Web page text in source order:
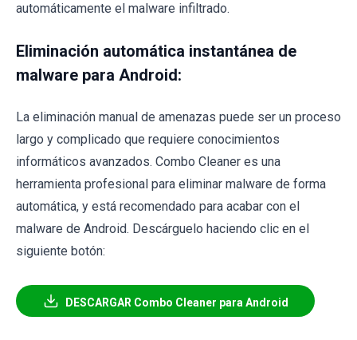
automáticamente el malware infiltrado.
Eliminación automática instantánea de
malware para Android:
La eliminación manual de amenazas puede ser un proceso
largo y complicado que requiere conocimientos
informáticos avanzados. Combo Cleaner es una
herramienta profesional para eliminar malware de forma
automática, y está recomendado para acabar con el
malware de Android. Descárguelo haciendo clic en el
siguiente botón:
DESCARGAR Combo Cleaner para Android